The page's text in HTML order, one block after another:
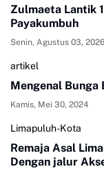
Zulmaeta Lantik
Payakumbuh
Senin, Agustus 03, 2026
artikel
Mengenal Bunga
Kamis, Mei 30, 2024
Limapuluh-Kota
Remaja Asal
Dengan jalur